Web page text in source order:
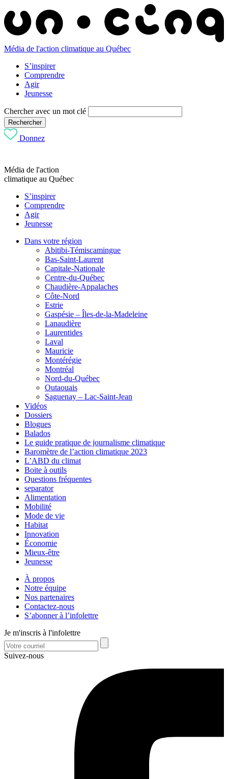
Média de l'action climatique au Québec
S’inspirer
Comprendre
Agir
Jeunesse
Chercher avec un mot clé
Rechercher
Donnez
Média de l'action
climatique au Québec
S’inspirer
Comprendre
Agir
Jeunesse
Dans votre région
Abitibi-Témiscamingue
Bas-Saint-Laurent
Capitale-Nationale
Centre-du-Québec
Chaudière-Appalaches
Côte-Nord
Estrie
Gaspésie – Îles-de-la-Madeleine
Lanaudière
Laurentides
Laval
Mauricie
Montérégie
Montréal
Nord-du-Québec
Outaouais
Saguenay – Lac-Saint-Jean
Vidéos
Dossiers
Blogues
Balados
Le guide pratique de journalisme climatique
Baromètre de l’action climatique 2023
L’ABD du climat
Boite à outils
Questions fréquentes
separator
Alimentation
Mobilité
Mode de vie
Habitat
Innovation
Économie
Mieux-être
Jeunesse
À propos
Notre équipe
Nos partenaires
Contactez-nous
S’abonner à l’infolettre
Je m'inscris à l'infolettre
Suivez-nous